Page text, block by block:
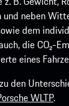
und neben
dem
die CO₂-
eines
den
WLTP.